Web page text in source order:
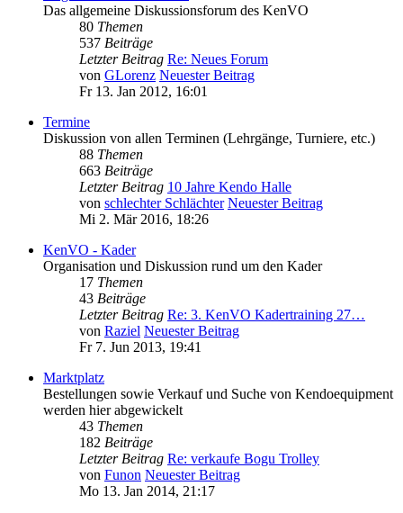
Das allgemeine Diskussionsforum des KenVO
80 Themen
537 Beiträge
Letzter Beitrag Re: Neues Forum
von GLorenz Neuester Beitrag
Fr 13. Jan 2012, 16:01
Termine
Diskussion von allen Terminen (Lehrgänge, Turniere, etc.)
88 Themen
663 Beiträge
Letzter Beitrag 10 Jahre Kendo Halle
von schlechter Schlächter Neuester Beitrag
Mi 2. Mär 2016, 18:26
KenVO - Kader
Organisation und Diskussion rund um den Kader
17 Themen
43 Beiträge
Letzter Beitrag Re: 3. KenVO Kadertraining 27…
von Raziel Neuester Beitrag
Fr 7. Jun 2013, 19:41
Marktplatz
Bestellungen sowie Verkauf und Suche von Kendoequipment
werden hier abgewickelt
43 Themen
182 Beiträge
Letzter Beitrag Re: verkaufe Bogu Trolley
von Funon Neuester Beitrag
Mo 13. Jan 2014, 21:17